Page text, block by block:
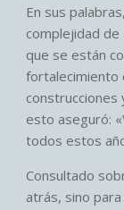
En sus
complejidad
que se están
fortalecimiento
esto aseguró:
todos estos
Consultado
atrás, sino